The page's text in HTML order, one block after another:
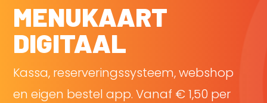
MENUKAART
DIGITAAL
Kassa, reserveringssysteem, webshop
en eigen bestel app. Vanaf € 1,50 per